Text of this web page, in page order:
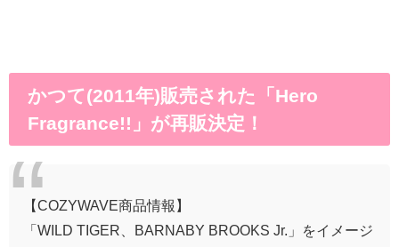
かつて(2011年)販売された「Hero
Fragrance!!」が再販決定！
【COZYWAVE商品情報】
「WILD TIGER、BARNABY BROOKS Jr.」をイメージ